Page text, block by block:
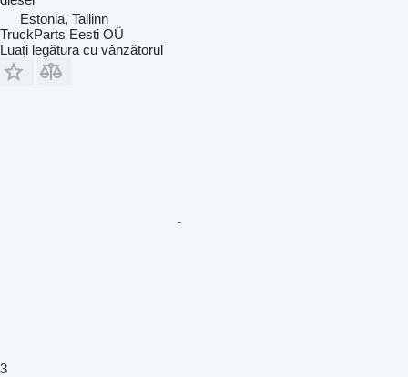
Estonia, Tallinn
TruckParts Eesti OÜ
Luați legătura cu vânzătorul
3